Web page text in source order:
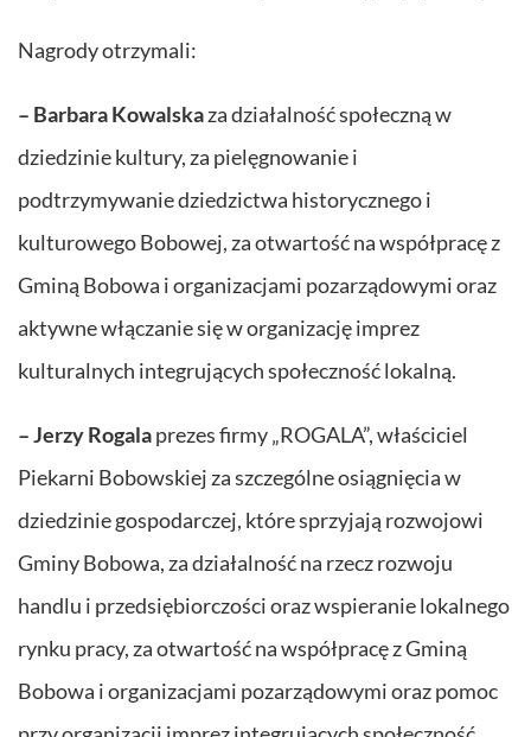
Nagrody otrzymali:
– Barbara Kowalskaza działalność społeczną w
dziedzinie kultury, za pielęgnowanie i
podtrzymywanie dziedzictwa historycznego i
kulturowego Bobowej, za otwartość na współpracę z
Gminą Bobowa i organizacjami pozarządowymi oraz
aktywne włączanie się w organizację imprez
kulturalnych integrujących społeczność lokalną.
– Jerzy Rogalaprezes firmy „ROGALA”, właściciel
Piekarni Bobowskiej za szczególne osiągnięcia w
dziedzinie gospodarczej, które sprzyjają rozwojowi
Gminy Bobowa, za działalność na rzecz rozwoju
handlu i przedsiębiorczości oraz wspieranie lokalnego
rynku pracy, za otwartość na współpracę z Gminą
Bobowa i organizacjami pozarządowymi oraz pomoc